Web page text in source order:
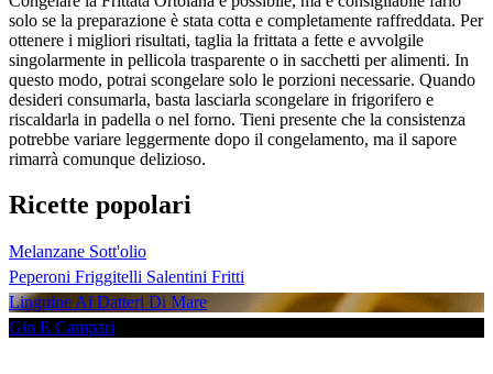
solo se la preparazione è stata cotta e completamente raffreddata. Per
ottenere i migliori risultati, taglia la frittata a fette e avvolgile
singolarmente in pellicola trasparente o in sacchetti per alimenti. In
questo modo, potrai scongelare solo le porzioni necessarie. Quando
desideri consumarla, basta lasciarla scongelare in frigorifero e
riscaldarla in padella o nel forno. Tieni presente che la consistenza
potrebbe variare leggermente dopo il congelamento, ma il sapore
rimarrà comunque delizioso.
Ricette popolari
Melanzane Sott'olio
Peperoni Friggitelli Salentini Fritti
Linguine Ai Datteri Di Mare
Gin E Campari